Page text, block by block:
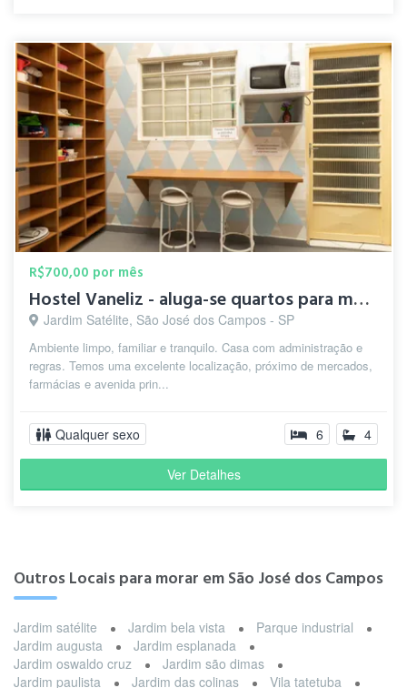
R$700,00 por mês
Hostel Vaneliz - aluga-se quartos para mulheres
Jardim Satélite, São José dos Campos - SP
Ambiente limpo, familiar e tranquilo. Casa com administração e
regras. Temos uma excelente localização, próximo de mercados,
farmácias e avenida prin...
Qualquer sexo 6 4
Ver Detalhes
Outros Locais para morar em São José dos Campos
Jardim satélite Jardim bela vista
Parque industrial
Jardim augusta
Jardim esplanada
Jardim oswaldo cruz
Jardim são dimas
Jardim paulista
Jardim das colinas
Vila tatetuba